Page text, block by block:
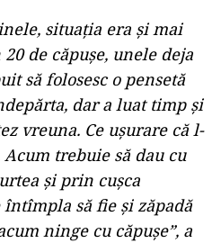
situația era și mai
de căpușe, unele deja
să folosesc o pensetă
dar a luat timp și
vreuna. Ce ușurare că l-
trebuie să dau cu
și prin cușca
să fie și zăpadă
ninge cu căpușe”, a